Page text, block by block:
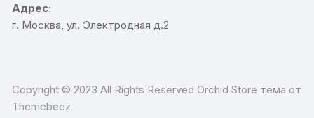
Адрес:
г. Москва, ул. Электродная д.2
Copyright © 2023 All Rights Reserved Orchid Store тема от
Themebeez